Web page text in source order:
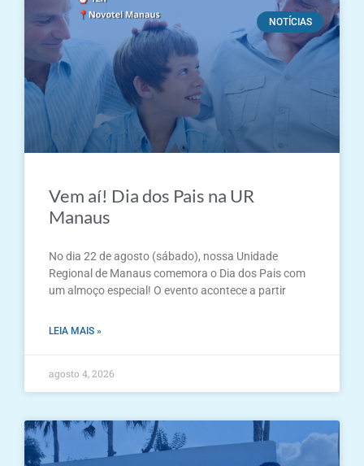
NOTÍCIAS
Vem aí! Dia dos Pais na UR
Manaus
No dia 22 de agosto (sábado), nossa Unidade
Regional de Manaus comemora o Dia dos Pais com
um almoço especial! O evento acontece a partir
LEIA MAIS »
agosto 4, 2026